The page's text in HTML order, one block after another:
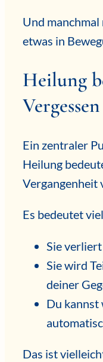
Und manchmal
etwas in
Heilung
Vergessen
Ein zentraler
Heilung
Vergangenheit
Es bedeutet
Sie
Sie wird
deiner
Du kannst
Das ist